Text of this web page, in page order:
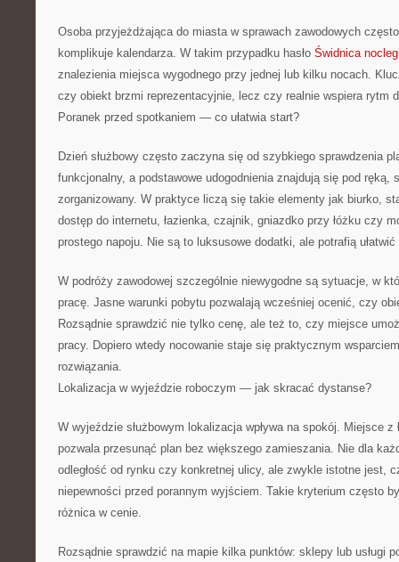
Osoba przyjeżdżająca do miasta w sprawach zawodowych
komplikuje kalendarza. W takim przypadku hasło Świdnica
znalezienia miejsca wygodnego przy jednej lub kilku nocach.
czy obiekt brzmi reprezentacyjnie, lecz czy realnie wspiera rytm
Poranek przed spotkaniem — co ułatwia start?
Dzień służbowy często zaczyna się od szybkiego sprawdzenia
funkcjonalny, a podstawowe udogodnienia znajdują się pod ręką,
zorganizowany. W praktyce liczą się takie elementy jak biurko,
dostęp do internetu, łazienka, czajnik, gniazdko przy łóżku czy
prostego napoju. Nie są to luksusowe dodatki, ale potrafią ułatwić
W podróży zawodowej szczególnie niewygodne są sytuacje, w
pracę. Jasne warunki pobytu pozwalają wcześniej ocenić, czy
Rozsądnie sprawdzić nie tylko cenę, ale też to, czy miejsce
pracy. Dopiero wtedy nocowanie staje się praktycznym
rozwiązania.
Lokalizacja w wyjeździe roboczym — jak skracać dystanse?
W wyjeździe służbowym lokalizacja wpływa na spokój. Miejsce z
pozwala przesunąć plan bez większego zamieszania. Nie dla
odległość od rynku czy konkretnej ulicy, ale zwykle istotne jest,
niepewności przed porannym wyjściem. Takie kryterium często
różnica w cenie.
Rozsądnie sprawdzić na mapie kilka punktów: sklepy lub usługi